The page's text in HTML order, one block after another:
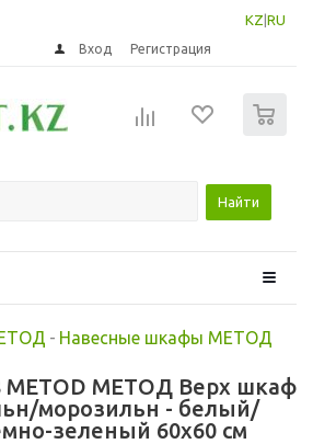
KZ RU
Вход Регистрация
Найти
- Навесные шкафы МЕТОД
METOD МЕТОД Верх шкаф
морозильн - белый/
зеленый 60x60 см